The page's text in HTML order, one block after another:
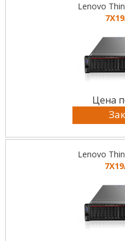
Lenovo
Цена
Lenovo